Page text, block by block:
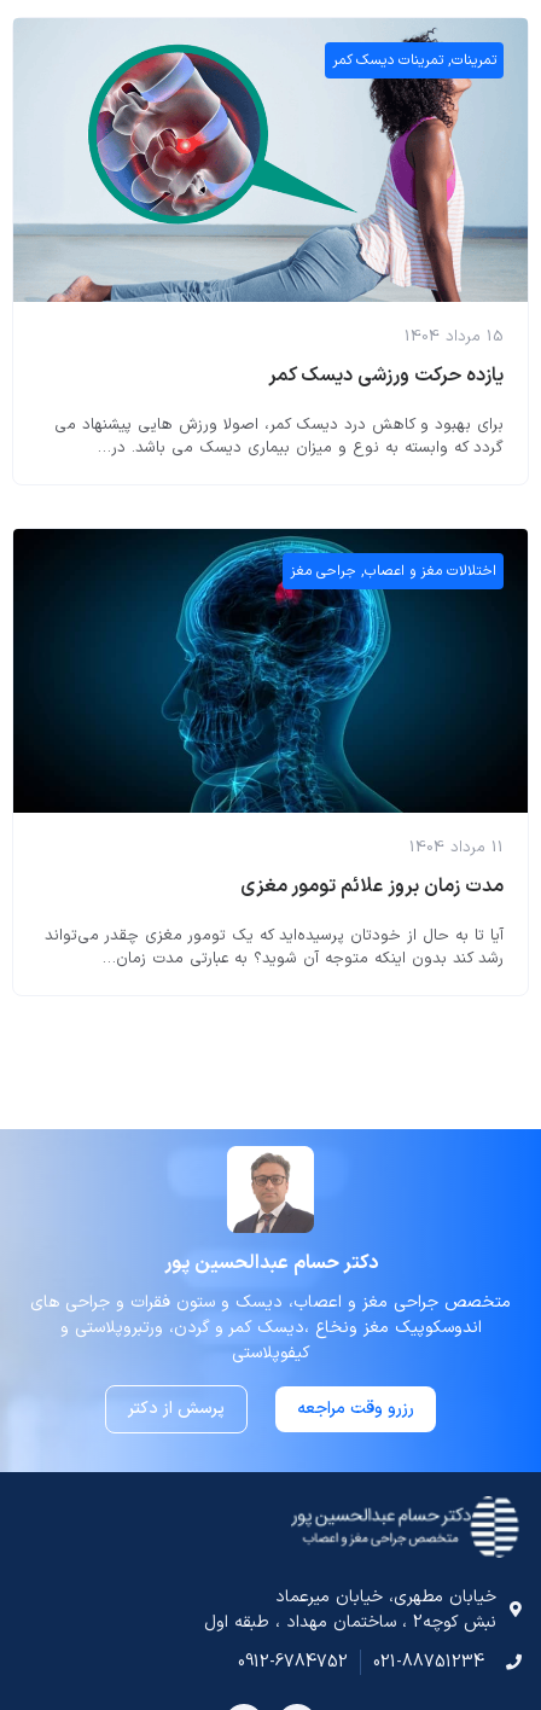
تمرینات, تمرینات دیسک کمر
15 مرداد 1404
یازده حرکت ورزشی دیسک کمر
برای بهبود و کاهش درد دیسک کمر، اصولا ورزش هایی پیشنهاد می
گردد که وابسته به نوع و میزان بیماری دیسک می باشد. در…
اختلالات مغز و اعصاب, جراحی مغز
11 مرداد 1404
مدت زمان بروز علائم تومور مغزی
آیا تا به حال از خودتان پرسیده‌اید که یک تومور مغزی چقدر می‌تواند
رشد کند بدون اینکه متوجه آن شوید؟ به عبارتی مدت زمان…
دکتر حسام عبدالحسین پور
متخصص جراحی مغز و اعصاب، دیسک و ستون فقرات و جراحی های
اندوسکوپیک مغز ونخاع ،دیسک کمر و گردن، ورتبروپلاستی و
کیفوپلاستی
رزرو وقت مراجعه پرسش از دکتر
خیابان مطهری، خیابان میرعماد
نبش کوچه2 ، ساختمان مهداد ، طبقه اول
021-88751234
0912-6784752